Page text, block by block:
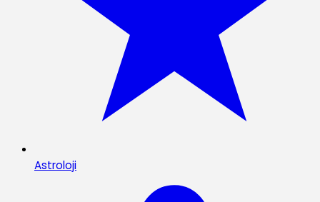
Astroloji